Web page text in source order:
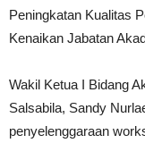
Peningkatan Kualitas
Kenaikan Jabatan
Wakil Ketua I Bidang
Salsabila, Sandy
penyelenggaraan